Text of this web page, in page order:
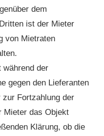
dem
ist der Mieter
von Mietraten
während der
gegen den Lieferanten
Fortzahlung der
Mieter das Objekt
Klärung, ob die